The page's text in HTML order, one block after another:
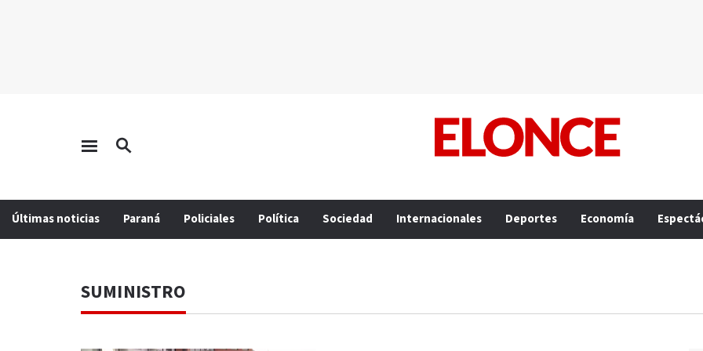
Últimas noticias Paraná Policiales Política Sociedad Internacionales Deportes Economía
SUMINISTRO